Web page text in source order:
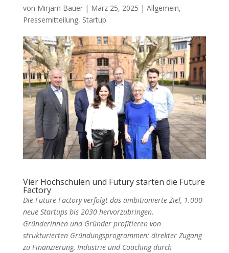
von Mirjam Bauer| März 25, 2025 | Allgemein,
Pressemitteilung, Startup
Vier Hochschulen und Futury starten die Future
Factory
Die Future Factory verfolgt das ambitionierte Ziel, 1.000
neue Startups bis 2030 hervorzubringen.
Gründerinnen und Gründer profitieren von
strukturierten Gründungsprogrammen: direkter Zugang
zu Finanzierung, Industrie und Coaching durch